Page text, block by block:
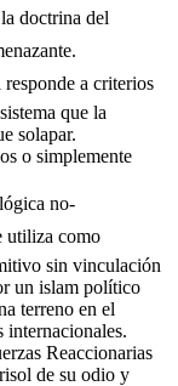
doctrina del
responde a criterios
que la
solapar.
o simplemente
no-
utiliza como
sin vinculación
un islam político
terreno en el
internacionales.
Reaccionarias
de su odio y